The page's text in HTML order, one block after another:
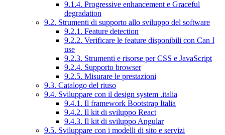
9.1.4. Progressive enhancement e Graceful
degradation
9.2. Strumenti di supporto allo sviluppo del software
9.2.1. Feature detection
9.2.2. Verificare le feature disponibili con Can I
use
9.2.3. Strumenti e risorse per CSS e JavaScript
9.2.4. Supporto browser
9.2.5. Misurare le prestazioni
9.3. Catalogo del riuso
9.4. Sviluppare con il design system .italia
9.4.1. Il framework Bootstrap Italia
9.4.2. Il kit di sviluppo React
9.4.3. Il kit di sviluppo Angular
9.5. Sviluppare con i modelli di sito e servizi